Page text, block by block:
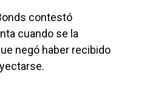
contestó
cuando se la
negó haber recibido